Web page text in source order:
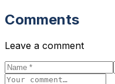
Comments
Leave a comment